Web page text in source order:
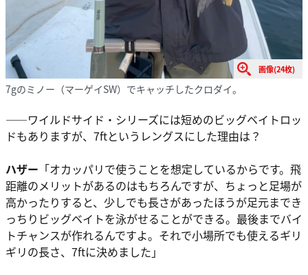
画像(24枚)
7gのミノー（マーゲイSW）でキャッチしたクロダイ。
――ワイルドサイド・シリーズには短めのビッグベイトロッ
ドもありますが、7ftというレングスにした理由は？
ハザー 「オカッパリで使うことを想定しているからです。飛
距離のメリットがあるのはもちろんですが、ちょっと足場が
高かったりすると、少しでも長さがあったほうが足元までき
っちりビッグベイトを泳がせることができる。最後までバイ
トチャンスが作れるんですよ。それで小場所でも使えるギリ
ギリの長さ、7ftに決めました」